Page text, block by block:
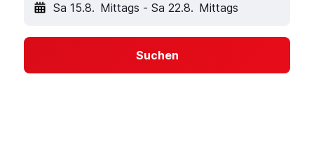
Sa 15.8. Mittags - Sa 22.8. Mittags
Suchen